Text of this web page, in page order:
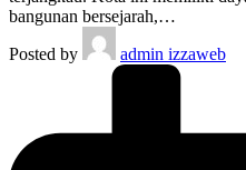
bangunan bersejarah,…
Posted by
admin izzaweb